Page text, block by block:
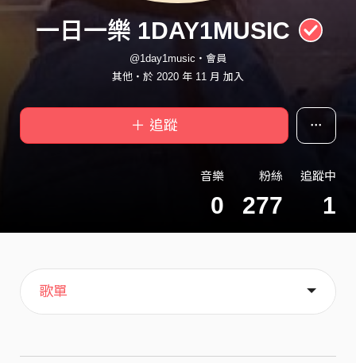
一日一樂 1DAY1MUSIC
@1day1music・會員
其他・於 2020 年 11 月 加入
＋ 追蹤
音樂
0
粉絲
277
追蹤中
1
主頁
歌單
喜歡
關於